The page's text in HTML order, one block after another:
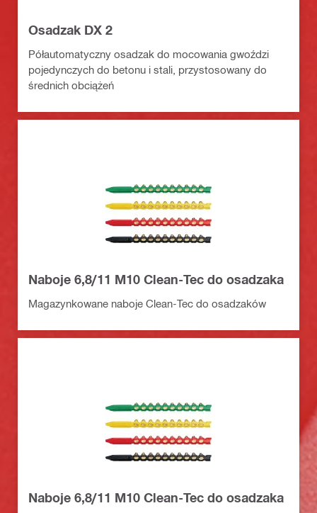
Osadzak DX 2
Półautomatyczny osadzak do mocowania gwoździ
pojedynczych do betonu i stali, przystosowany do
średnich obciążeń
Naboje 6,8/11 M10 Clean-Tec do osadzaka
Magazynkowane naboje Clean-Tec do osadzaków
Naboje 6,8/11 M10 Clean-Tec do osadzaka